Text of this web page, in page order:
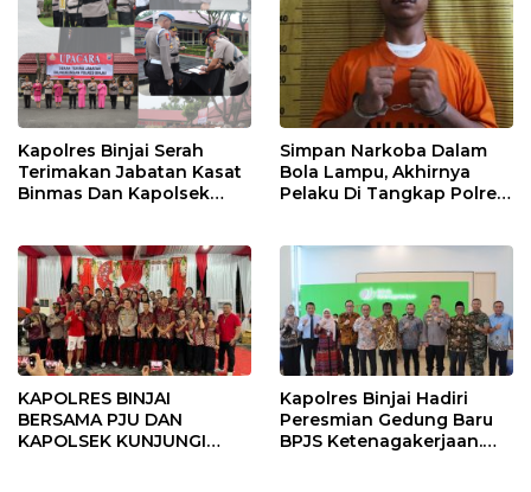
Kapolres Binjai Serah
Terimakan Jabatan Kasat
Binmas Dan Kapolsek
Simpan Narkoba Dalam
Bola Lampu, Akhirnya
Pelaku Di Tangkap Polres
KAPOLRES BINJAI
BERSAMA PJU DAN
KAPOLSEK KUNJUNGI
Kapolres Binjai Hadiri
Peresmian Gedung Baru
BPJS Ketenagakerjaan.